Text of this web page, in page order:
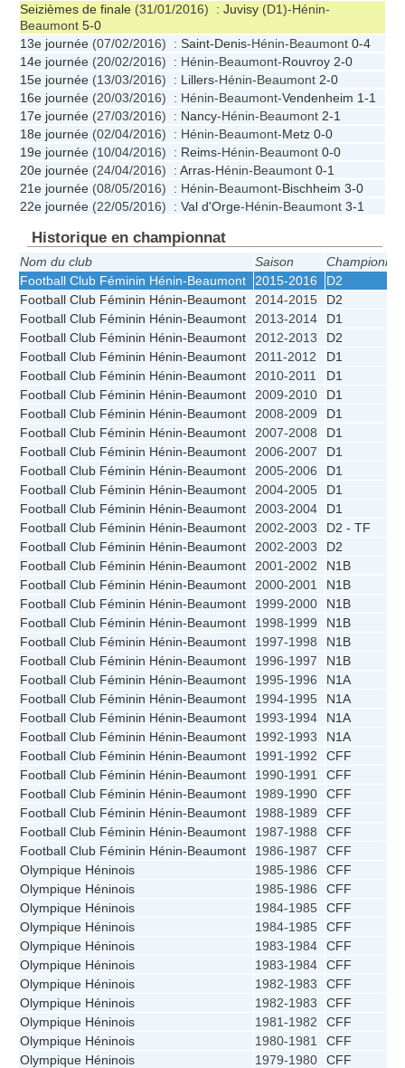
Seizièmes de finale (31/01/2016) : Juvisy (D1)-Hénin-
Beaumont 5-0
13e journée (07/02/2016) : Saint-Denis-Hénin-Beaumont 0-4
14e journée (20/02/2016) : Hénin-Beaumont-Rouvroy 2-0
15e journée (13/03/2016) : Lillers-Hénin-Beaumont 2-0
16e journée (20/03/2016) : Hénin-Beaumont-Vendenheim 1-1
17e journée (27/03/2016) : Nancy-Hénin-Beaumont 2-1
18e journée (02/04/2016) : Hénin-Beaumont-Metz 0-0
19e journée (10/04/2016) : Reims-Hénin-Beaumont 0-0
20e journée (24/04/2016) : Arras-Hénin-Beaumont 0-1
21e journée (08/05/2016) : Hénin-Beaumont-Bischheim 3-0
22e journée (22/05/2016) : Val d'Orge-Hénin-Beaumont 3-1
Historique en championnat
Nom du club Saison
Championnat
Football Club Féminin Hénin-Beaumont
2015-2016
D2
Football Club Féminin Hénin-Beaumont
2014-2015
D2
Football Club Féminin Hénin-Beaumont
2013-2014
D1
Football Club Féminin Hénin-Beaumont
2012-2013
D2
Football Club Féminin Hénin-Beaumont
2011-2012
D1
Football Club Féminin Hénin-Beaumont
2010-2011
D1
Football Club Féminin Hénin-Beaumont
2009-2010
D1
Football Club Féminin Hénin-Beaumont
2008-2009
D1
Football Club Féminin Hénin-Beaumont
2007-2008
D1
Football Club Féminin Hénin-Beaumont
2006-2007
D1
Football Club Féminin Hénin-Beaumont
2005-2006
D1
Football Club Féminin Hénin-Beaumont
2004-2005
D1
Football Club Féminin Hénin-Beaumont
2003-2004
D1
Football Club Féminin Hénin-Beaumont
2002-2003
D2 - TF
Football Club Féminin Hénin-Beaumont
2002-2003
D2
Football Club Féminin Hénin-Beaumont
2001-2002
N1B
Football Club Féminin Hénin-Beaumont
2000-2001
N1B
Football Club Féminin Hénin-Beaumont
1999-2000
N1B
Football Club Féminin Hénin-Beaumont
1998-1999
N1B
Football Club Féminin Hénin-Beaumont
1997-1998
N1B
Football Club Féminin Hénin-Beaumont
1996-1997
N1B
Football Club Féminin Hénin-Beaumont
1995-1996
N1A
Football Club Féminin Hénin-Beaumont
1994-1995
N1A
Football Club Féminin Hénin-Beaumont
1993-1994
N1A
Football Club Féminin Hénin-Beaumont
1992-1993
N1A
Football Club Féminin Hénin-Beaumont
1991-1992
CFF
Football Club Féminin Hénin-Beaumont
1990-1991
CFF
Football Club Féminin Hénin-Beaumont
1989-1990
CFF
Football Club Féminin Hénin-Beaumont
1988-1989
CFF
Football Club Féminin Hénin-Beaumont
1987-1988
CFF
Football Club Féminin Hénin-Beaumont
1986-1987
CFF
Olympique Héninois
1985-1986
CFF
Olympique Héninois
1985-1986
CFF
Olympique Héninois
1984-1985
CFF
Olympique Héninois
1984-1985
CFF
Olympique Héninois
1983-1984
CFF
Olympique Héninois
1983-1984
CFF
Olympique Héninois
1982-1983
CFF
Olympique Héninois
1982-1983
CFF
Olympique Héninois
1981-1982
CFF
Olympique Héninois
1980-1981
CFF
Olympique Héninois
1979-1980
CFF